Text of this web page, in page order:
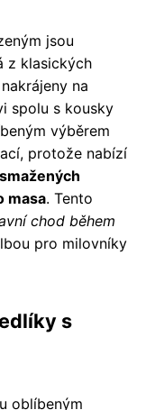
jsou
z klasických
na
spolu s kousky
výběrem
protože nabízí
masa. Tento
chod během
pro milovníky
s
oblíbeným